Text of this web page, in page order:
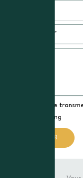
J'accepte de
web & marketing
ENVOYER